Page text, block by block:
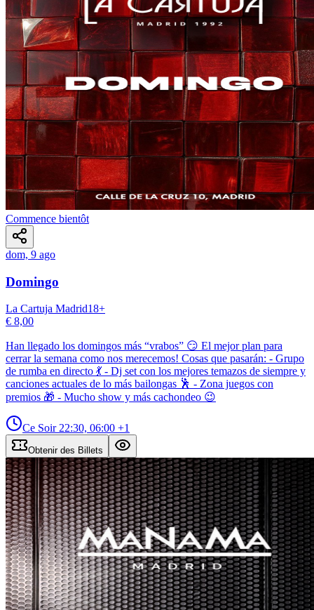
Commence bientôt
dom, 9 ago
Domingo
La Cartuja Madrid18+
€ 8,00
Han llegado los domingos más “vrabos” 😏 El mejor plan para
cerrar la semana como nos merecemos! Cosas que pasarán: - Grupo
de rumba en directo 💃 - Dj set con los mejores temazos de siempre y
canciones actuales de lo más bailongas 🕺 - Zona juegos con
premios 🎁 - Mucho show y más cachondeo 😉
Ce Soir 22:30, 06:00 +1
Obtenir des Billets